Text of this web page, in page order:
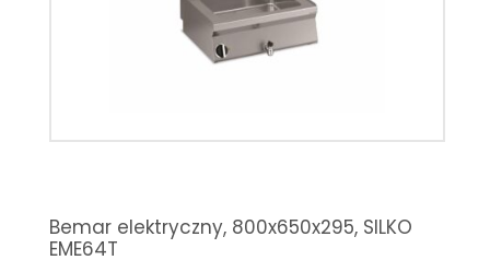
Bemar elektryczny, 800x650x295, SILKO
EME64T